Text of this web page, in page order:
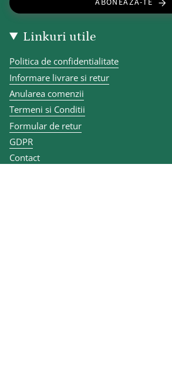
ABONEAZA-TE
Linkuri utile
Politica de confidentialitate
Informare livrare si retur
Anularea comenzii
Termeni si Conditii
Formular de retur
GDPR
Contact